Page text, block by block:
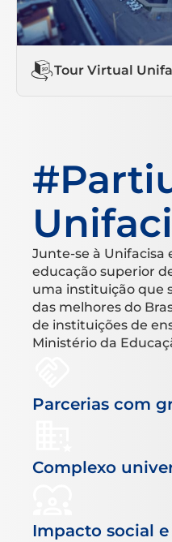
Tour Virtual
Junte-se à Unifacisa
educação superior
uma instituição que
das melhores do
de instituições de
Ministério da
Parcerias com
Complexo
Impacto social